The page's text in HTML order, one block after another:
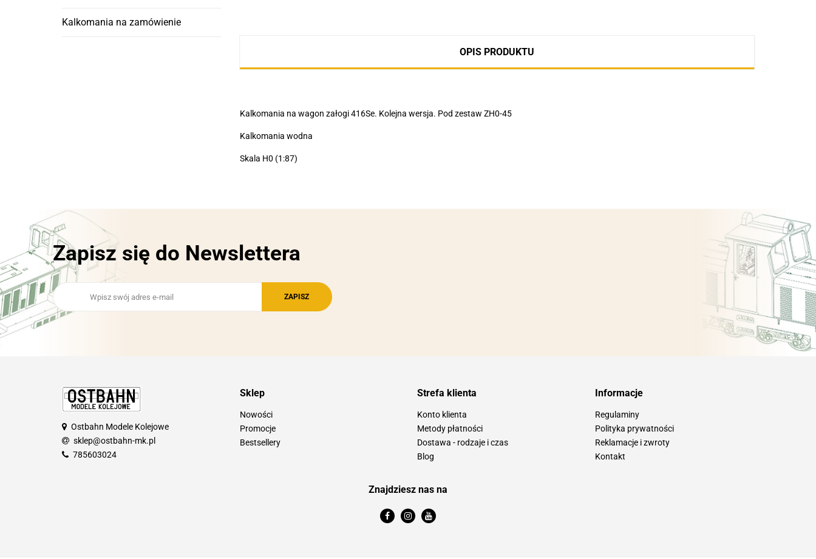
Kalkomania na zamówienie
OPIS PRODUKTU
Kalkomania na wagon załogi 416Se. Kolejna wersja. Pod zestaw ZH0-45
Kalkomania wodna
Skala H0 (1:87)
Zapisz się do Newslettera
Ostbahn Modele Kolejowe
sklep@ostbahn-mk.pl
785603024
Sklep
Nowości
Promocje
Bestsellery
Strefa klienta
Konto klienta
Metody płatności
Dostawa - rodzaje i czas
Blog
Informacje
Regulaminy
Polityka prywatności
Reklamacje i zwroty
Kontakt
Znajdziesz nas na